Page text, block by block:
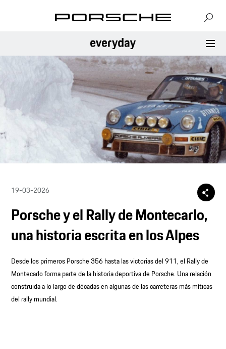
19-03-2026
Porsche y el Rally de Montecarlo,
una historia escrita en los Alpes
Desde los primeros Porsche 356 hasta las victorias del 911, el Rally de
Montecarlo forma parte de la historia deportiva de Porsche. Una relación
construida a lo largo de décadas en algunas de las carreteras más míticas
del rally mundial.